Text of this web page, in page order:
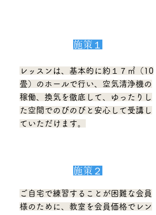
施策１
レッスンは、基本的に約１７㎡（10
畳）のホールで行い、空気清浄機の
稼働、換気を徹底して、ゆったりし
た空間でのびのびと安心して受講し
ていただけます。
施策２
ご自宅で練習することが困難な会員
様のために、教室を会員価格でレン